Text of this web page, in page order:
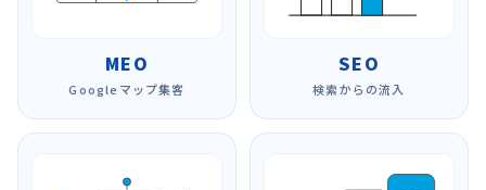
MEO
Googleマップ集客
SEO
検索からの流入